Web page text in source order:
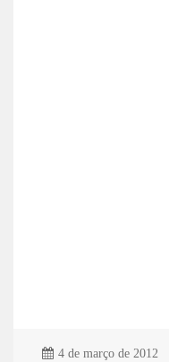
4 de março de 2012